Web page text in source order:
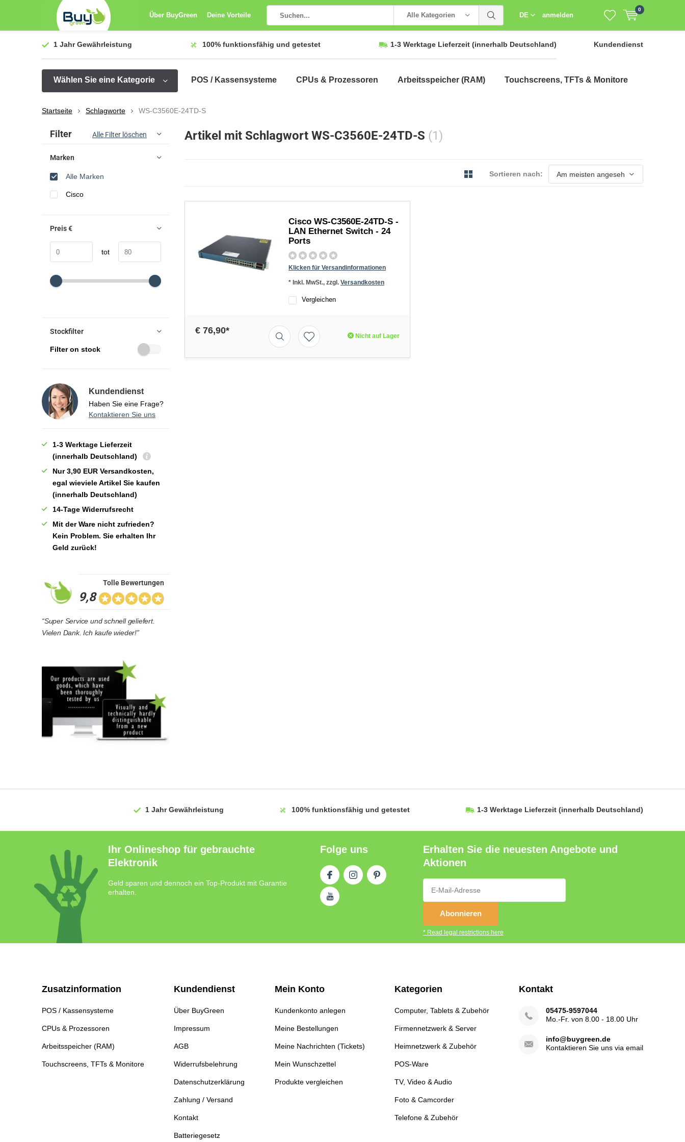
Über BuyGreen Deine Vorteile Alle Kategorien DE anmelden
0
1 JahrGewährleistung 100% funktionsfähig und getestet 1-3 Werktage Lieferzeit (innerhalb Deutschland) Kundendienst
Wählen Sie eine Kategorie POS / Kassensysteme CPUs & Prozessoren Arbeitsspeicher (RAM) Touchscreens, TFTs & Monitore
Startseite Schlagworte WS-C3560E-24TD-S
Artikel mit Schlagwort WS-C3560E-24TD-S (1)
Sortieren nach:
Cisco WS-C3560E-24TD-S -
LAN Ethernet Switch - 24
Ports
Klicken für Versandinformationen
* Inkl. MwSt., zzgl. Versandkosten
Vergleichen
€ 76,90*
Nicht auf Lager
Sortieren nach:
Filter Alle Filter löschen
Marken
Alle Marken
Cisco
Preis€
tot
Stockfilter
Filter on stock
Kundendienst
Haben Sie eine Frage?
Kontaktieren Sie uns
1-3 Werktage Lieferzeit
(innerhalb Deutschland)
Nur 3,90 EUR Versandkosten,
egal wieviele Artikel Sie kaufen
(innerhalb Deutschland)
14-Tage Widerrufsrecht
Mit der Ware nicht zufrieden?
Kein Problem. Sie erhalten Ihr
Geld zurück!
9,8
Tolle Bewertungen
“Super Service und schnell geliefert.
Vielen Dank. Ich kaufe wieder!”
1 JahrGewährleistung 100% funktionsfähig und getestet 1-3 Werktage Lieferzeit (innerhalb Deutschland)
Ihr Onlineshop für gebrauchte
Elektronik
Geld sparen und dennoch ein Top-Produkt mit Garantie
erhalten.
Folge uns
Erhalten Sie die neuesten Angebote und
Aktionen
Abonnieren
* Read legal restrictions here
Zusatzinformation
POS / Kassensysteme
CPUs & Prozessoren
Arbeitsspeicher (RAM)
Touchscreens, TFTs & Monitore
Kundendienst
Über BuyGreen
Impressum
AGB
Widerrufsbelehrung
Datenschutzerklärung
Zahlung / Versand
Kontakt
Batteriegesetz
Mein Konto
Kundenkonto anlegen
Meine Bestellungen
Meine Nachrichten (Tickets)
Mein Wunschzettel
Produkte vergleichen
Kategorien
Computer, Tablets & Zubehör
Firmennetzwerk & Server
Heimnetzwerk & Zubehör
POS-Ware
TV, Video & Audio
Foto & Camcorder
Telefone & Zubehör
Kontakt
05475-9597044
Mo.-Fr. von 8.00 - 18.00 Uhr
info@buygreen.de
Kontaktieren Sie uns via email